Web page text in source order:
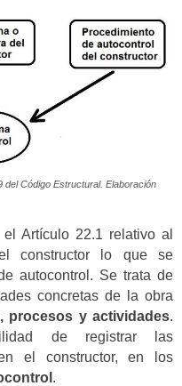
Código Estructural. Elaboración
Artículo 22.1 relativo al
constructor lo que se
autocontrol. Se trata de
concretas de la obra
procesos y actividades.
de registrar las
el constructor, en los
.